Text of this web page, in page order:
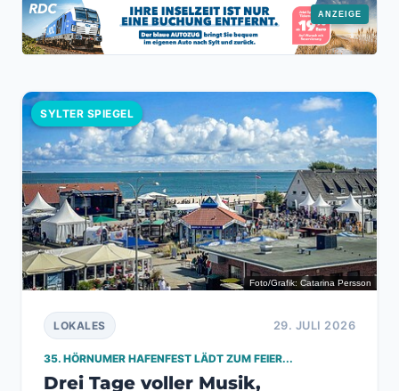
SYLTER SPIEGEL
Foto/Grafik: Catarina Persson
29. JULI 2026
LOKALES
35. HÖRNUMER HAFENFEST LÄDT ZUM FEIER...
Drei Tage voller Musik,